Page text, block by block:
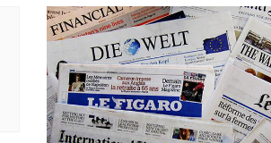
Éves beszámoló
Dokumentumok
2021
2022
2023
2024
2025